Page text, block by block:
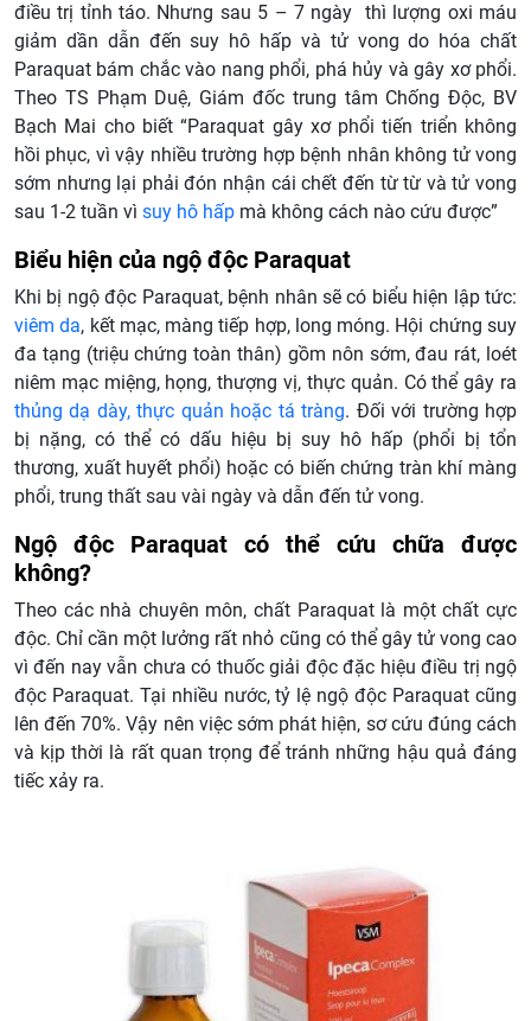
điều trị tỉnh táo. Nhưng sau 5 – 7 ngày thì lượng oxi máu
giảm dần dẫn đến suy hô hấp và tử vong do hóa chất
Paraquat bám chắc vào nang phổi, phá hủy và gây xơ phổi.
Theo TS Phạm Duệ, Giám đốc trung tâm Chống Độc, BV
Bạch Mai cho biết “Paraquat gây xơ phổi tiến triển không
hồi phục, vì vậy nhiều trường hợp bệnh nhân không tử vong
sớm nhưng lại phải đón nhận cái chết đến từ từ và tử vong
sau 1-2 tuần vì suy hô hấp mà không cách nào cứu được”
Biểu hiện của ngộ độc Paraquat
Khi bị ngộ độc Paraquat, bệnh nhân sẽ có biểu hiện lập tức:
viêm da, kết mạc, màng tiếp hợp, long móng. Hội chứng suy
đa tạng (triệu chứng toàn thân) gồm nôn sớm, đau rát, loét
niêm mạc miệng, họng, thượng vị, thực quản. Có thể gây ra
thủng dạ dày, thực quản hoặc tá tràng. Đối với trường hợp
bị nặng, có thể có dấu hiệu bị suy hô hấp (phổi bị tổn
thương, xuất huyết phổi) hoặc có biến chứng tràn khí màng
phổi, trung thất sau vài ngày và dẫn đến tử vong.
Ngộ độc Paraquat có thể cứu chữa được
không?
Theo các nhà chuyên môn, chất Paraquat là một chất cực
độc. Chỉ cần một lưởng rất nhỏ cũng có thể gây tử vong cao
vì đến nay vẫn chưa có thuốc giải độc đặc hiệu điều trị ngộ
độc Paraquat. Tại nhiều nước, tỷ lệ ngộ độc Paraquat cũng
lên đến 70%. Vậy nên việc sớm phát hiện, sơ cứu đúng cách
và kịp thời là rất quan trọng để tránh những hậu quả đáng
tiếc xảy ra.